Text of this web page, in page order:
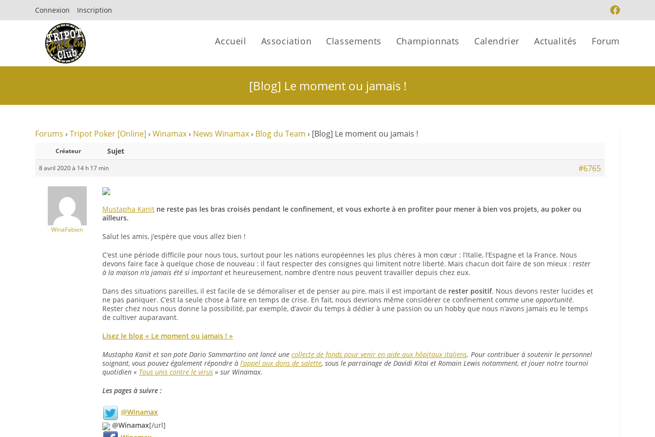
Connexion Inscription
Accueil Association Classements Championnats Calendrier Actualités Forum
[Blog] Le moment ou jamais !
Forums › Tripot Poker [Online] › Winamax › News Winamax › Blog du Team › [Blog] Le moment ou jamais !
Créateur Sujet
8 avril 2020 à 14 h 17 min #6765
WinaFabien
Mustapha Kanit ne reste pas les bras croisés pendant le confinement, et vous exhorte à en profiter pour mener à bien vos projets, au poker ou
ailleurs.
Salut les amis, j’espère que vous allez bien !
C’est une période difficile pour nous tous, surtout pour les nations européennes les plus chères à mon cœur : l’Italie, l’Espagne et la France. Nous
devons faire face à quelque chose de nouveau : il faut respecter des consignes qui limitent notre liberté. Mais chacun doit faire de son mieux : rester
à la maison n’a jamais été si important et heureusement, nombre d’entre nous peuvent travailler depuis chez eux.
Dans des situations pareilles, il est facile de se démoraliser et de penser au pire, mais il est important de rester positif. Nous devons rester lucides et
ne pas paniquer. C’est la seule chose à faire en temps de crise. En fait, nous devrions même considérer ce confinement comme une opportunité.
Rester chez nous nous donne la possibilité, par exemple, d’avoir du temps à dédier à une passion ou un hobby que nous n’avons jamais eu le temps
de cultiver auparavant.
Lisez le blog « Le moment ou jamais ! »
Mustapha Kanit et son pote Dario Sammartino ont lancé une collecte de fonds pour venir en aide aux hôpitaux italiens. Pour contribuer à soutenir le personnel
soignant, vous pouvez également répondre à l’appel aux dons de salette, sous le parrainage de Davidi Kitai et Romain Lewis notamment, et jouer notre tournoi
quotidien « Tous unis contre le virus » sur Winamax.
Les pages à suivre :
@Winamax
@Winamax[/url]